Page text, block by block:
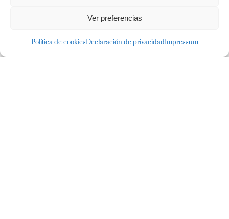
Ver preferencias
Política de cookiesDeclaración de privacidadImpressum